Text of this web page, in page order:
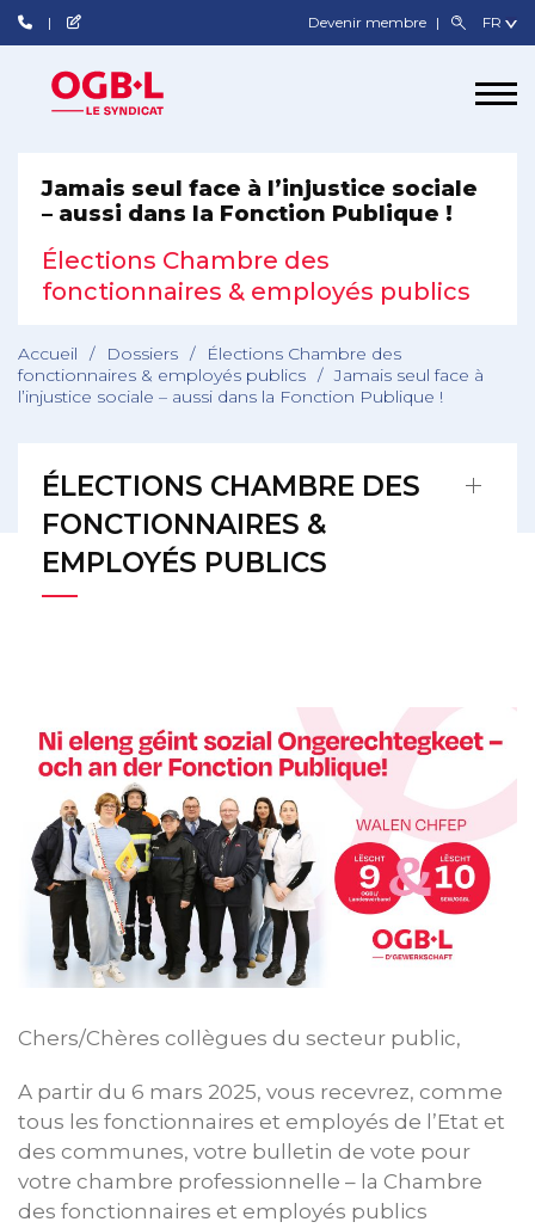
Devenir membre
Jamais seul face à l’injustice sociale
– aussi dans la Fonction Publique !
Élections Chambre des
fonctionnaires & employés publics
Accueil / Dossiers /
Élections Chambre des
fonctionnaires & employés publics / Jamais seul face à
l’injustice sociale – aussi dans la Fonction Publique !
ÉLECTIONS CHAMBRE DES
FONCTIONNAIRES &
EMPLOYÉS PUBLICS
Chers/Chères collègues du secteur public,
A partir du 6 mars 2025, vous recevrez, comme
tous les fonctionnaires et employés de l’Etat et
des communes, votre bulletin de vote pour
votre chambre professionnelle – la Chambre
des fonctionnaires et employés publics